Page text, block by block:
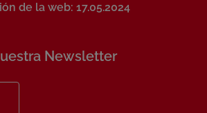
de la web: 17.05.2024
Newsletter